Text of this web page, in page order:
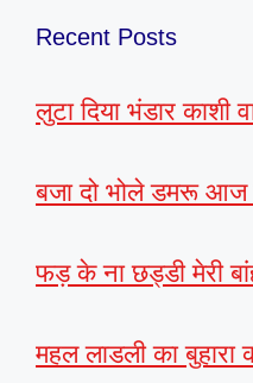
Recent Posts
लुटा दिया भंडार काशी
बजा दो भोले डमरू आज
फड़ के ना छड्डी मेरी
महल लाडली का बुहारा